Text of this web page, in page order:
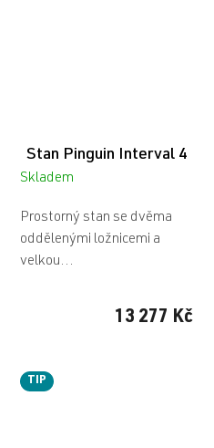
Stan Pinguin Interval 4
Skladem
13 277 Kč
Prostorný stan se dvěma
oddělenými ložnicemi a
velkou...
TIP